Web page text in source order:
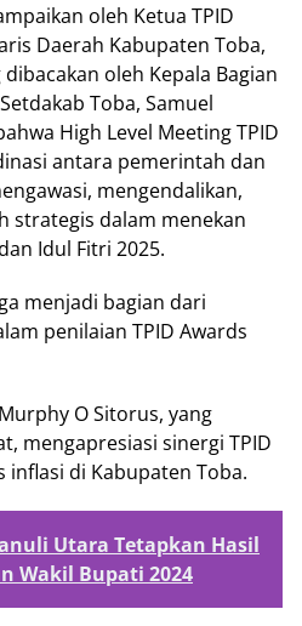
oleh Ketua TPID
Daerah Kabupaten Toba,
oleh Kepala Bagian
Toba, Samuel
High Level Meeting TPID
antara pemerintah dan
mengendalikan,
strategis dalam menekan
Idul Fitri 2025.
menjadi bagian dari
penilaian TPID Awards
O Sitorus, yang
mengapresiasi sinergi TPID
di Kabupaten Toba.
Utara Tetapkan Hasil
Wakil Bupati 2024